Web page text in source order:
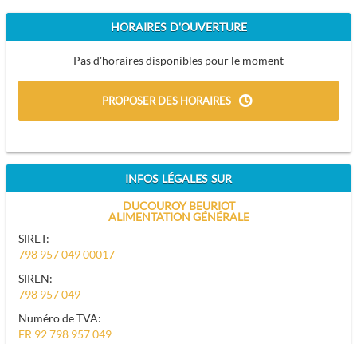
HORAIRES D'OUVERTURE
Pas d'horaires disponibles pour le moment
PROPOSER DES HORAIRES
INFOS LÉGALES SUR
DUCOUROY BEURIOT
ALIMENTATION GÉNÉRALE
SIRET:
798 957 049 00017
SIREN:
798 957 049
Numéro de TVA:
FR 92 798 957 049